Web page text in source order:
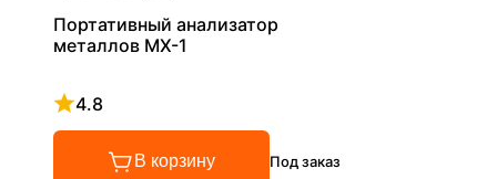
Портативный анализатор
металлов MX-1
4.8
Рейтинг 4.8 из 5
В корзину Под заказ